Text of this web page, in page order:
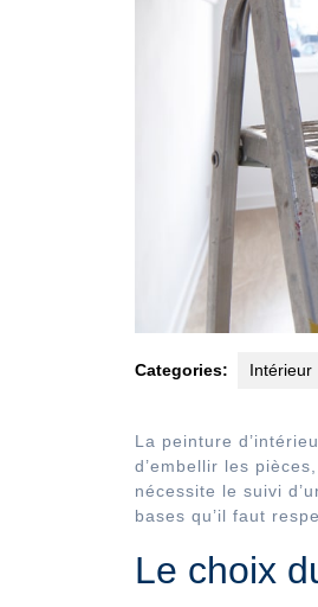
Categories: Intérieur
La peinture
d’embellir les
nécessite le suivi
bases qu’il faut
Le choix